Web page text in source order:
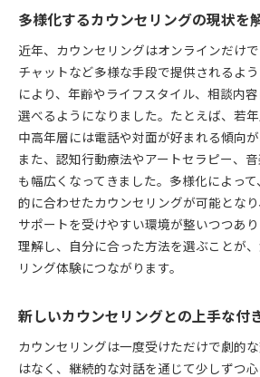
多様化するカウンセリングの現状を
近年、カウンセリングはオンラインだけで
チャットなど多様な手段で提供されるよ
により、年齢やライフスタイル、相談内
選べるようになりました。たとえば、若年
中高年層には電話や対面が好まれる傾向が
また、認知行動療法やアートセラピー、
も幅広くなってきました。多様化によっ
的に合わせたカウンセリングが可能とな
サポートを受けやすい環境が整いつつあ
理解し、自分に合った方法を選ぶことが
リング体験につながります。
新しいカウンセリングとの上手な付
カウンセリングは一度受けただけで劇的
はなく、継続的な対話を通じて少しずつ